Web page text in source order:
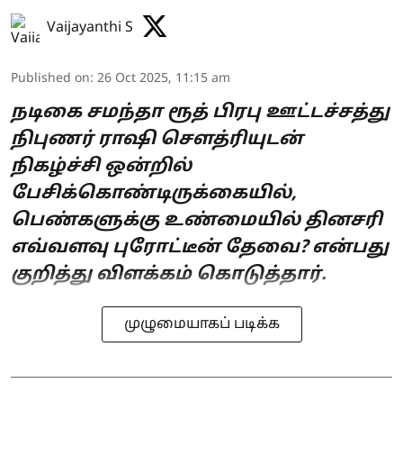
Vaijayanthi S
Published on: 26 Oct 2025, 11:15 am
நடிகை சமந்தா ரூத் பிரபு ஊட்டச்சத்து
நிபுணர் ராஷி சௌத்ரியுடன்
நிகழ்ச்சி ஒன்றில்
பேசிக்கொண்டிருக்கையில்,
பெண்களுக்கு உண்மையில் தினசரி
எவ்வளவு புரோட்டீன் தேவை? என்பது
குறித்து விளக்கம் கொடுத்தார்.
முழுமையாகப் படிக்க